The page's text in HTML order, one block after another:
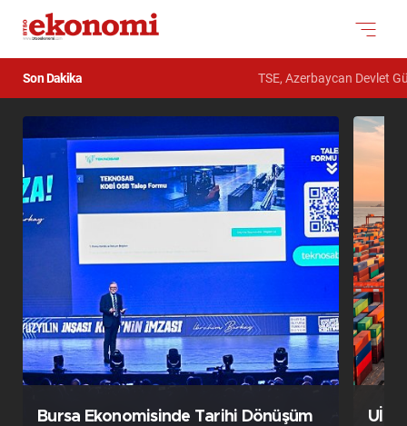
Son Dakika TSE, Azerbaycan Devlet
Bursa Ekonomisinde Tarihi Dönüşüm